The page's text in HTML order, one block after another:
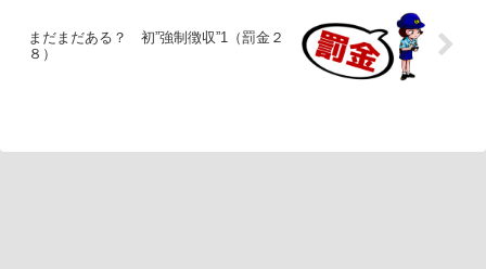
まだまだある？ 初”強制徴収”1（罰金２
８）